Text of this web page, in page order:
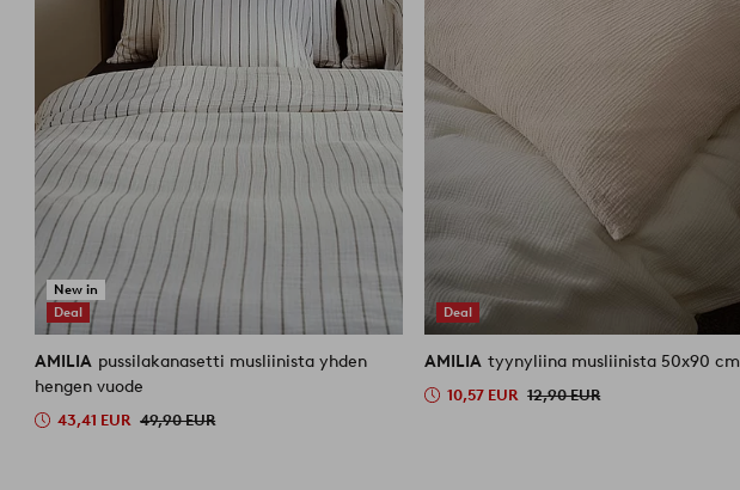
New in
Deal
AMILIA pussilakanasetti musliinista yhden
hengen vuode
43,41 EUR 49,90 EUR
Deal
AMILIA tyynyliina musliinista 50x90 cm
10,57 EUR 12,90 EUR